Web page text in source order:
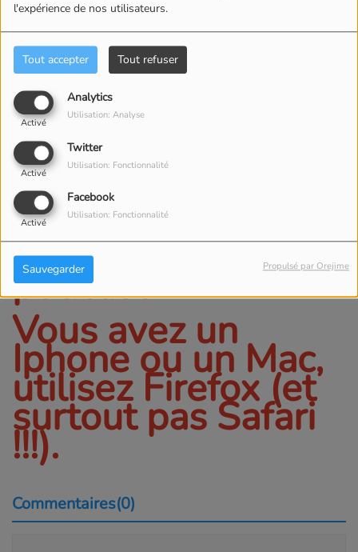
l'expérience de nos utilisateurs.
Tout accepter Tout refuser
Analytics
Activé
Utilisation: Analyse
Twitter
Activé
Utilisation: Fonctionnalité
Facebook
Activé
Utilisation: Fonctionnalité
Sauvegarder Propulsé par Orejime
26 JUIN 2026 - 277 VUES
ÉCOUTER LE PODCAST
Pour écouter ou
télécharger
l'émission, cliquez
ci dessus sur
Télécharger le
podcast
Vous avez un
Iphone ou un Mac,
utilisez Firefox (et
surtout pas Safari
!!!).
Commentaires(0)